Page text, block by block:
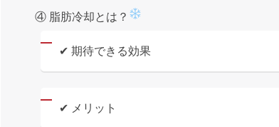
④ 脂肪冷却とは？
✔ 期待できる効果
✔ メリット